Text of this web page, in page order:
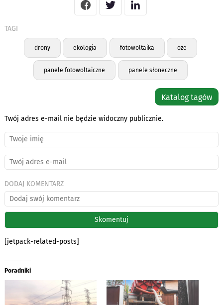
TAGI
drony ekologia fotowoltaika oze
panele fotowoltaiczne panele słoneczne
Katalog tagów
Twój adres e-mail nie będzie widoczny publicznie.
DODAJ KOMENTARZ
[jetpack-related-posts]
Poradniki